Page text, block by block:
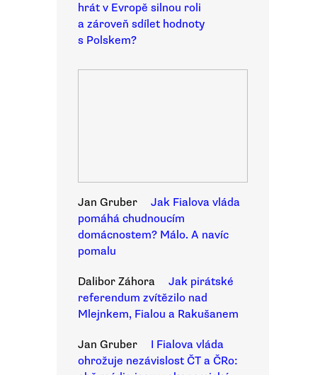
hrát v Evropě silnou roli
a zároveň sdílet hodnoty
s Polskem?
Jan Gruber
Jak Fialova vláda
pomáhá chudnoucím
domácnostem? Málo. A navíc
pomalu
Dalibor Záhora
Jak pirátské
referendum zvítězilo nad
Mlejnkem, Fialou a Rakušanem
Jan Gruber
I Fialova vláda
ohrožuje nezávislost ČT a ČRo: